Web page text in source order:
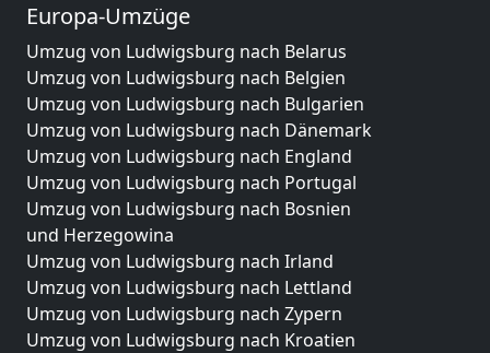
Europa-Umzüge
Umzug von Ludwigsburg nach Belarus
Umzug von Ludwigsburg nach Belgien
Umzug von Ludwigsburg nach Bulgarien
Umzug von Ludwigsburg nach Dänemark
Umzug von Ludwigsburg nach England
Umzug von Ludwigsburg nach Portugal
Umzug von Ludwigsburg nach Bosnien
und Herzegowina
Umzug von Ludwigsburg nach Irland
Umzug von Ludwigsburg nach Lettland
Umzug von Ludwigsburg nach Zypern
Umzug von Ludwigsburg nach Kroatien